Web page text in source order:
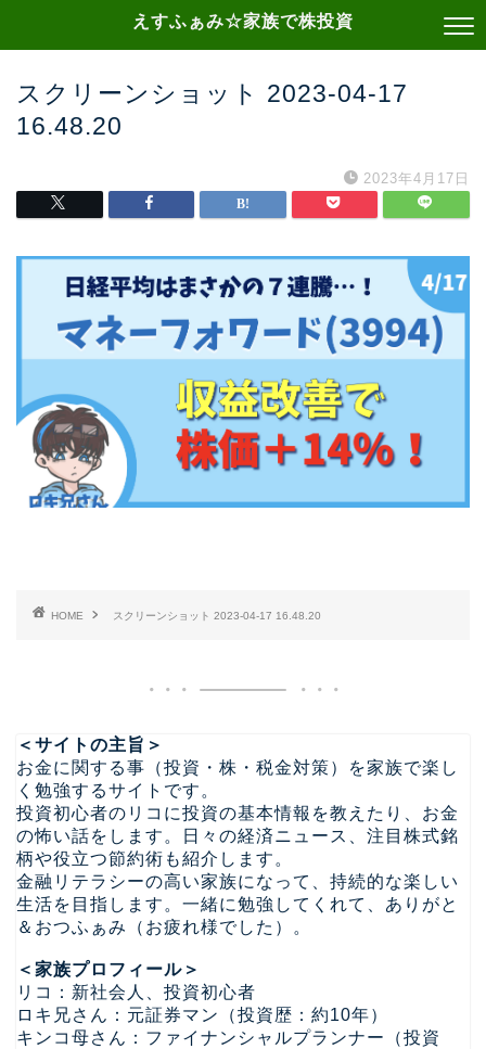
えすふぁみ☆家族で株投資
スクリーンショット 2023-04-17
16.48.20
2023年4月17日
HOME スクリーンショット 2023-04-17 16.48.20
＜サイトの主旨＞
お金に関する事（投資・株・税金対策）を家族で楽し
く勉強するサイトです。
投資初心者のリコに投資の基本情報を教えたり、お金
の怖い話をします。日々の経済ニュース、注目株式銘
柄や役立つ節約術も紹介します。
金融リテラシーの高い家族になって、持続的な楽しい
生活を目指します。一緒に勉強してくれて、ありがと
＆おつふぁみ（お疲れ様でした）。
＜家族プロフィール＞
リコ：新社会人、投資初心者
ロキ兄さん：元証券マン（投資歴：約10年）
キンコ母さん：ファイナンシャルプランナー（投資